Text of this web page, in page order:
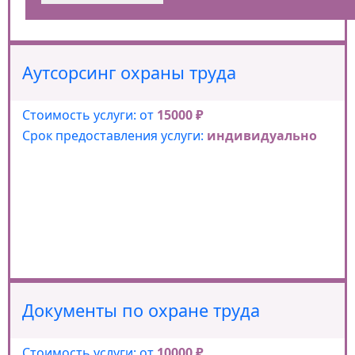
Аутсорсинг охраны труда
Стоимость услуги: от 15000 ₽
Срок предоставления услуги: индивидуально
Документы по охране труда